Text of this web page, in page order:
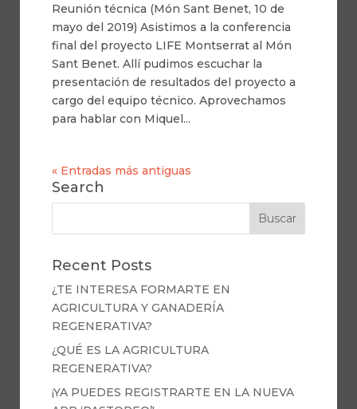
Reunión técnica (Món Sant Benet, 10 de
mayo del 2019) Asistimos a la conferencia
final del proyecto LIFE Montserrat al Món
Sant Benet. Allí pudimos escuchar la
presentación de resultados del proyecto a
cargo del equipo técnico. Aprovechamos
para hablar con Miquel...
« Entradas más antiguas
Search
Recent Posts
¿TE INTERESA FORMARTE EN
AGRICULTURA Y GANADERÍA
REGENERATIVA?
¿QUÉ ES LA AGRICULTURA
REGENERATIVA?
¡YA PUEDES REGISTRARTE EN LA NUEVA